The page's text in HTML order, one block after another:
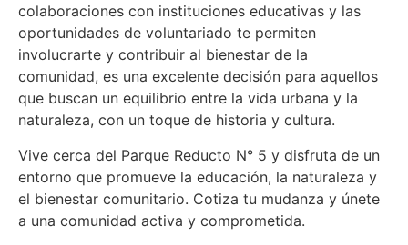
colaboraciones con instituciones educativas y las
oportunidades de voluntariado te permiten
involucrarte y contribuir al bienestar de la
comunidad, es una excelente decisión para aquellos
que buscan un equilibrio entre la vida urbana y la
naturaleza, con un toque de historia y cultura.
Vive cerca del Parque Reducto N° 5 y disfruta de un
entorno que promueve la educación, la naturaleza y
el bienestar comunitario. Cotiza tu mudanza y únete
a una comunidad activa y comprometida.